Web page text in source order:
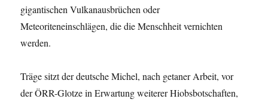
gigantischen Vulkanausbrüchen oder
Meteoriteneinschlägen, die die Menschheit vernichten
werden.
Träge sitzt der deutsche Michel, nach getaner Arbeit, vor
der ÖRR-Glotze in Erwartung weiterer Hiobsbotschaften,